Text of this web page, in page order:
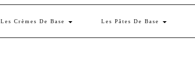
Les Crèmes De Base Les Pâtes De Base